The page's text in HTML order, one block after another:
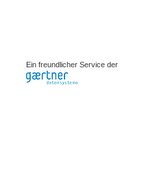
Ein freundlicher Service der